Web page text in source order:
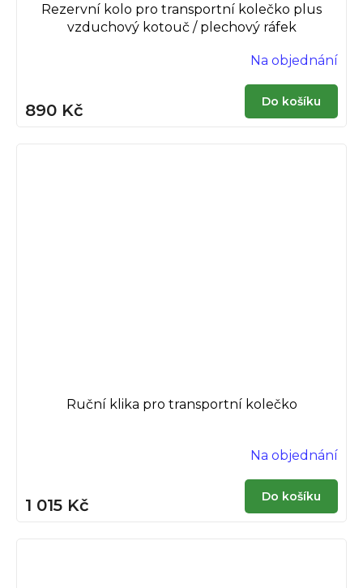
Rezervní kolo pro transportní kolečko plus
vzduchový kotouč / plechový ráfek
Na objednání
890 Kč Do košíku
Ruční klika pro transportní kolečko
Na objednání
1 015 Kč Do košíku